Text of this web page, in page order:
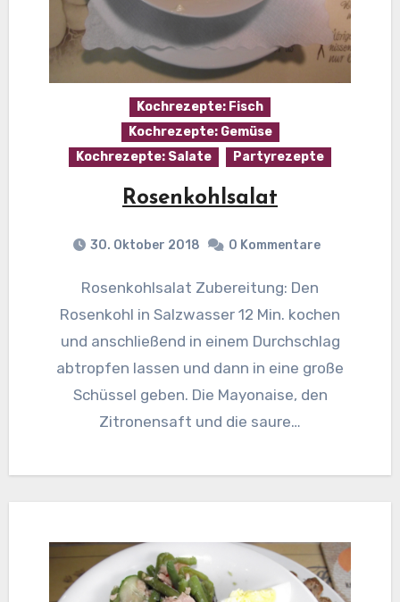
Kochrezepte: Fisch
Kochrezepte: Gemüse
Kochrezepte: Salate
Partyrezepte
Rosenkohlsalat
30. Oktober 2018 0 Kommentare
Rosenkohlsalat Zubereitung: Den
Rosenkohl in Salzwasser 12 Min. kochen
und anschließend in einem Durchschlag
abtropfen lassen und dann in eine große
Schüssel geben. Die Mayonaise, den
Zitronensaft und die saure…